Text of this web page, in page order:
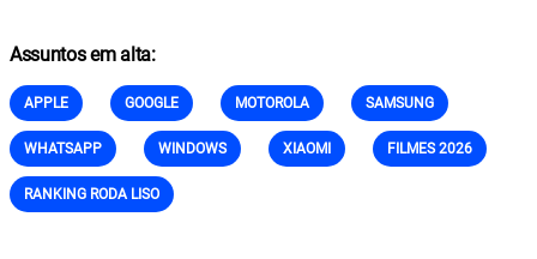
Assuntos em alta:
APPLE GOOGLE MOTOROLA SAMSUNG
WHATSAPP WINDOWS XIAOMI FILMES 2026
RANKING RODA LISO